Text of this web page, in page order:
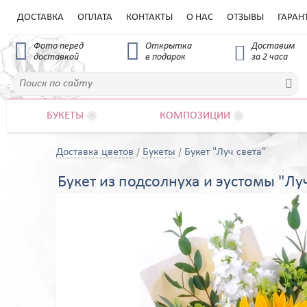

ДОСТАВКА ОПЛАТА КОНТАКТЫ О НАС ОТЗЫВЫ
 Фото перед
доставкой

Открытка
в подарок

Доставим
за 2 часа
БУКЕТЫ КОМПОЗИЦИИ
Доставка цветов Букеты Букет "Луч света"
Букет из подсолнуха и эустомы